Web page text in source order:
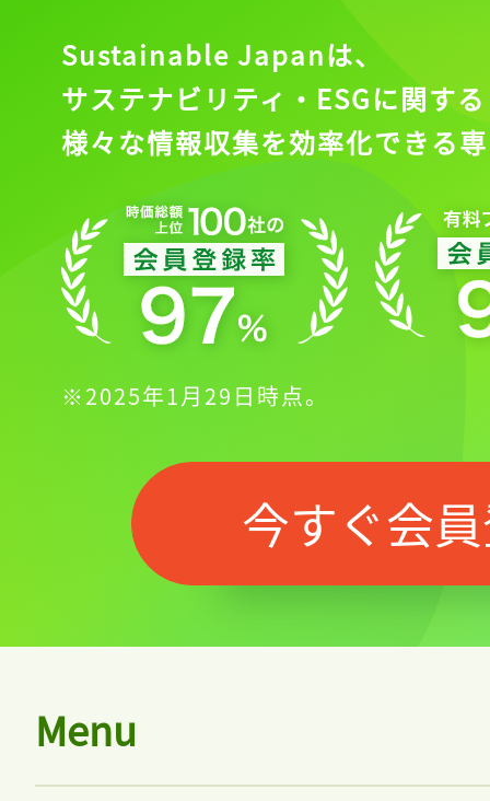
Sustainable Japanは、
サステナビリティ・ESGに関する
様々な情報収集を効率化できる
※2025年1月29日時点。
今すぐ会
Menu